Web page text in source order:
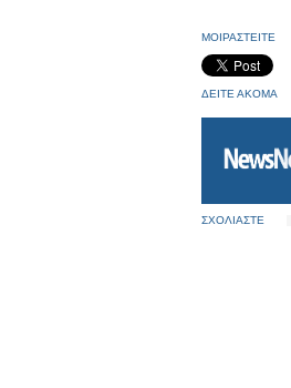
ΜΟΙΡΑΣΤΕΙΤΕ
ΔΕΙΤΕ ΑΚΟΜΑ
ΣΧΟΛΙΑΣΤΕ